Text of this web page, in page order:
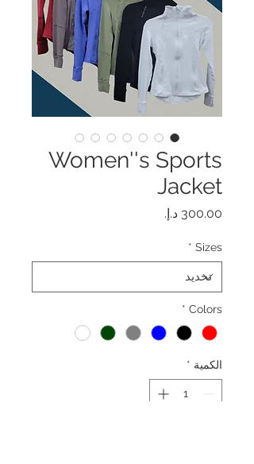
Women''s Sports
Jacket
Sizes
*
Colors
*
الكمية *